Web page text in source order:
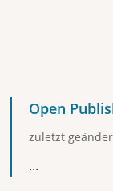
Open
zuletzt
...